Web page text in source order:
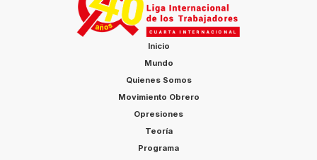
Inicio
Mundo
Quienes Somos
Movimiento Obrero
Opresiones
Teoría
Programa